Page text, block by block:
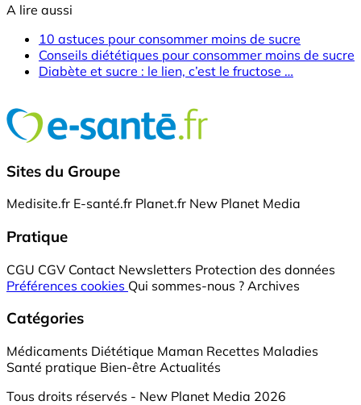
A lire aussi
10 astuces pour consommer moins de sucre
Conseils diététiques pour consommer moins de sucre
Diabète et sucre : le lien, c’est le fructose …
Sites du Groupe
Medisite.fr E-santé.fr Planet.fr New Planet Media
Pratique
CGU CGV Contact Newsletters Protection des données
Préférences cookies Qui sommes-nous ? Archives
Catégories
Médicaments Diététique Maman Recettes Maladies
Santé pratique Bien-être Actualités
Tous droits réservés - New Planet Media 2026